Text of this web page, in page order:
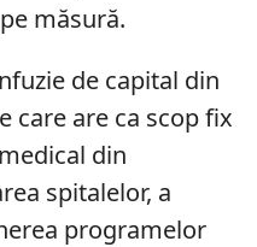
măsură.
de capital din
care are ca scop fix
din
spitalelor, a
programelor